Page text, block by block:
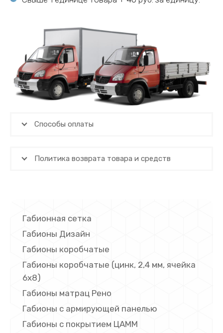
Способы оплаты
Политика возврата товара и средств
Габионная сетка
Габионы Дизайн
Габионы коробчатые
Габионы коробчатые (цинк, 2,4 мм, ячейка
6х8)
Габионы матрац Рено
Габионы с армирующей панелью
Габионы с покрытием ЦАММ